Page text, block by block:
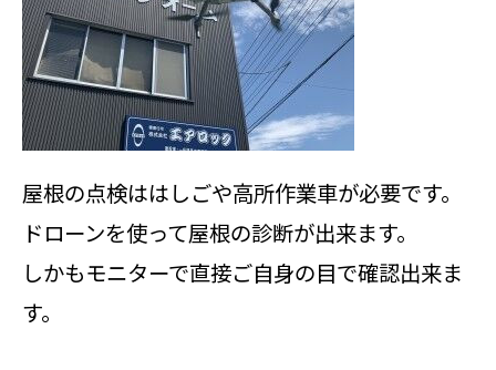
屋根の点検ははしごや高所作業車が必要です。
ドローンを使って屋根の診断が出来ます。
しかもモニターで直接ご自身の目で確認出来ま
す。